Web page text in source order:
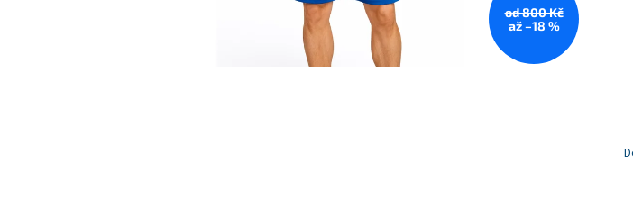
od 800 Kč
až –18 %